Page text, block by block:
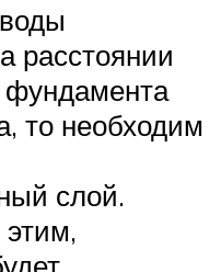
расстоянии
то необходим
слой.